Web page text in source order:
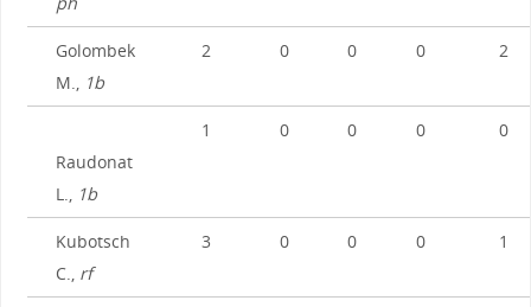
Golombek
M.,
1b
2 0 0 0 2
Raudonat
L.,
1b
1 0 0 0 0
Kubotsch
C., rf
3 0 0 0 1